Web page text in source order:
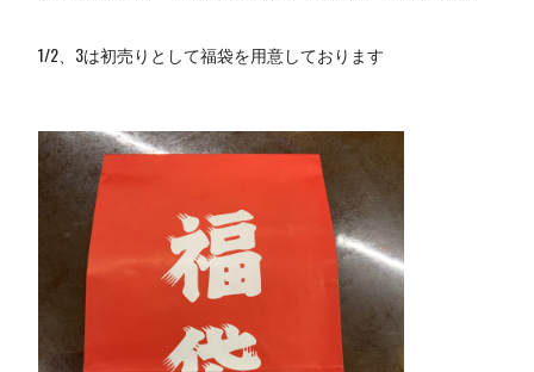
1/2、3は初売りとして福袋を用意しております